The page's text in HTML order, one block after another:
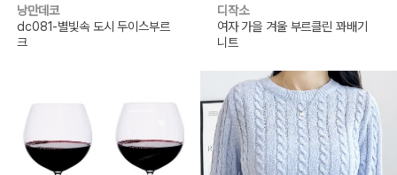
낭만데코
dc081-별빛속 도시 두이스부르
크
디작소
여자 가을 겨울 부르클린 꽈배기
니트